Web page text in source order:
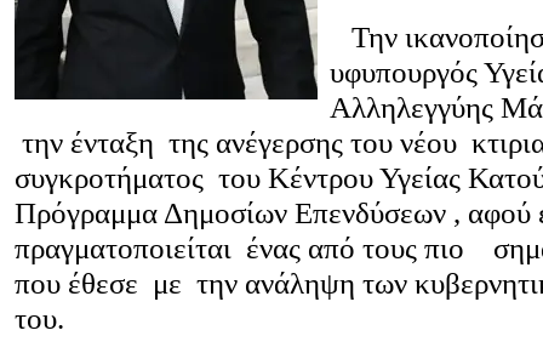
Την
υφυπουργός
Αλληλεγγύης
την ένταξη της ανέγερσης του νέου
συγκροτήματος του Κέντρου Υγείας
Πρόγραμμα Δημοσίων Επενδύσεων , αφού
πραγματοποιείται ένας από τους πιο
που έθεσε με την ανάληψη των
του.